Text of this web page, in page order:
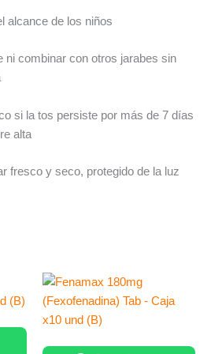
alcance de los niños
ni combinar con otros jarabes sin
si la tos persiste por más de 7 días
alta
fresco y seco, protegido de la luz